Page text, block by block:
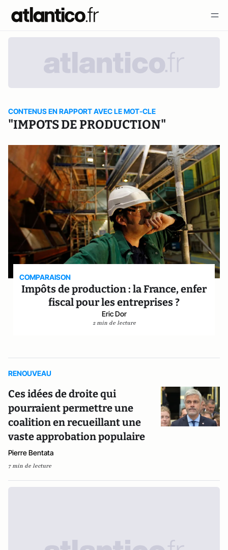
CONTENUS EN RAPPORT AVEC LE MOT-CLE
"IMPOTS DE PRODUCTION"
COMPARAISON
Impôts de production : la France, enfer
fiscal pour les entreprises ?
Eric Dor
2 min de lecture
RENOUVEAU
Ces idées de droite qui
pourraient permettre une
coalition en recueillant une
vaste approbation populaire
Pierre Bentata
7 min de lecture